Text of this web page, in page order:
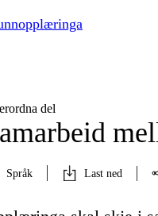
del
Språk Last ned